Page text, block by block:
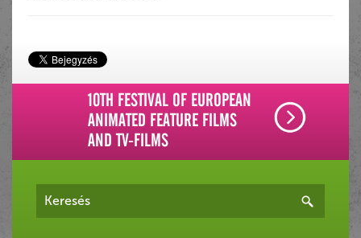
10TH FESTIVAL OF EUROPEAN
ANIMATED FEATURE FILMS
AND TV-FILMS